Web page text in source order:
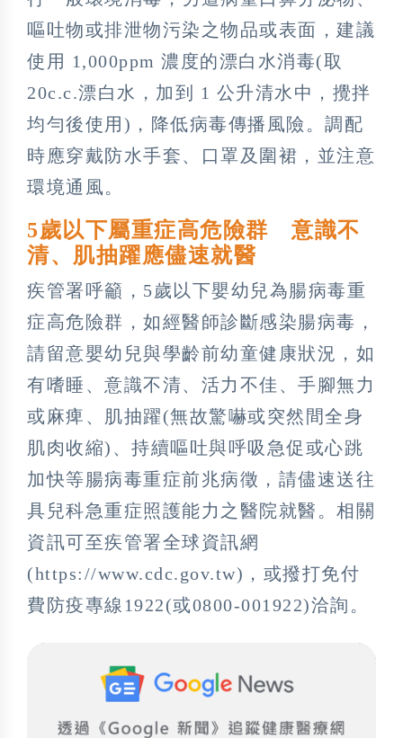
嘔吐物或排泄物污染之物品或表面，建議
使用 1,000ppm 濃度的漂白水消毒(取
20c.c.漂白水，加到 1 公升清水中，攪拌
均勻後使用)，降低病毒傳播風險。調配
時應穿戴防水手套、口罩及圍裙，並注意
環境通風。
5歲以下屬重症高危險群 意識不
清、肌抽躍應儘速就醫
疾管署呼籲，5歲以下嬰幼兒為腸病毒重
症高危險群，如經醫師診斷感染腸病毒，
請留意嬰幼兒與學齡前幼童健康狀況，如
有嗜睡、意識不清、活力不佳、手腳無力
或麻痺、肌抽躍(無故驚嚇或突然間全身
肌肉收縮)、持續嘔吐與呼吸急促或心跳
加快等腸病毒重症前兆病徵，請儘速送往
具兒科急重症照護能力之醫院就醫。相關
資訊可至疾管署全球資訊網
(https://www.cdc.gov.tw)，或撥打免付
費防疫專線1922(或0800-001922)洽詢。